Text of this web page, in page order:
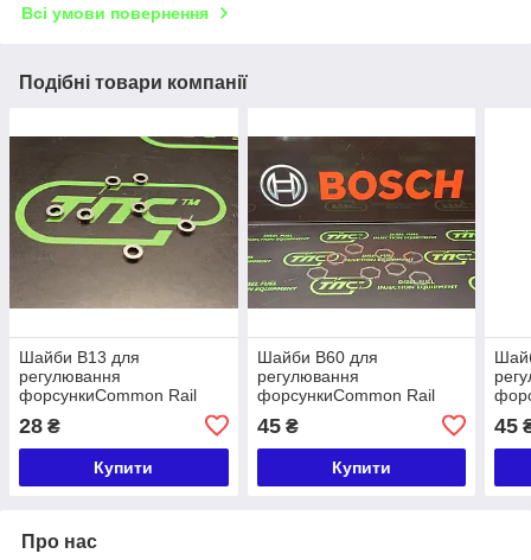
Всі умови повернення
Подібні товари компанії
Шайби B13 для
регулювання
форсункиCommon Rail
28 ₴
Купити
Шайби B60 для
регулювання
форсункиCommon Rail
45₴
Купити
45
Про нас